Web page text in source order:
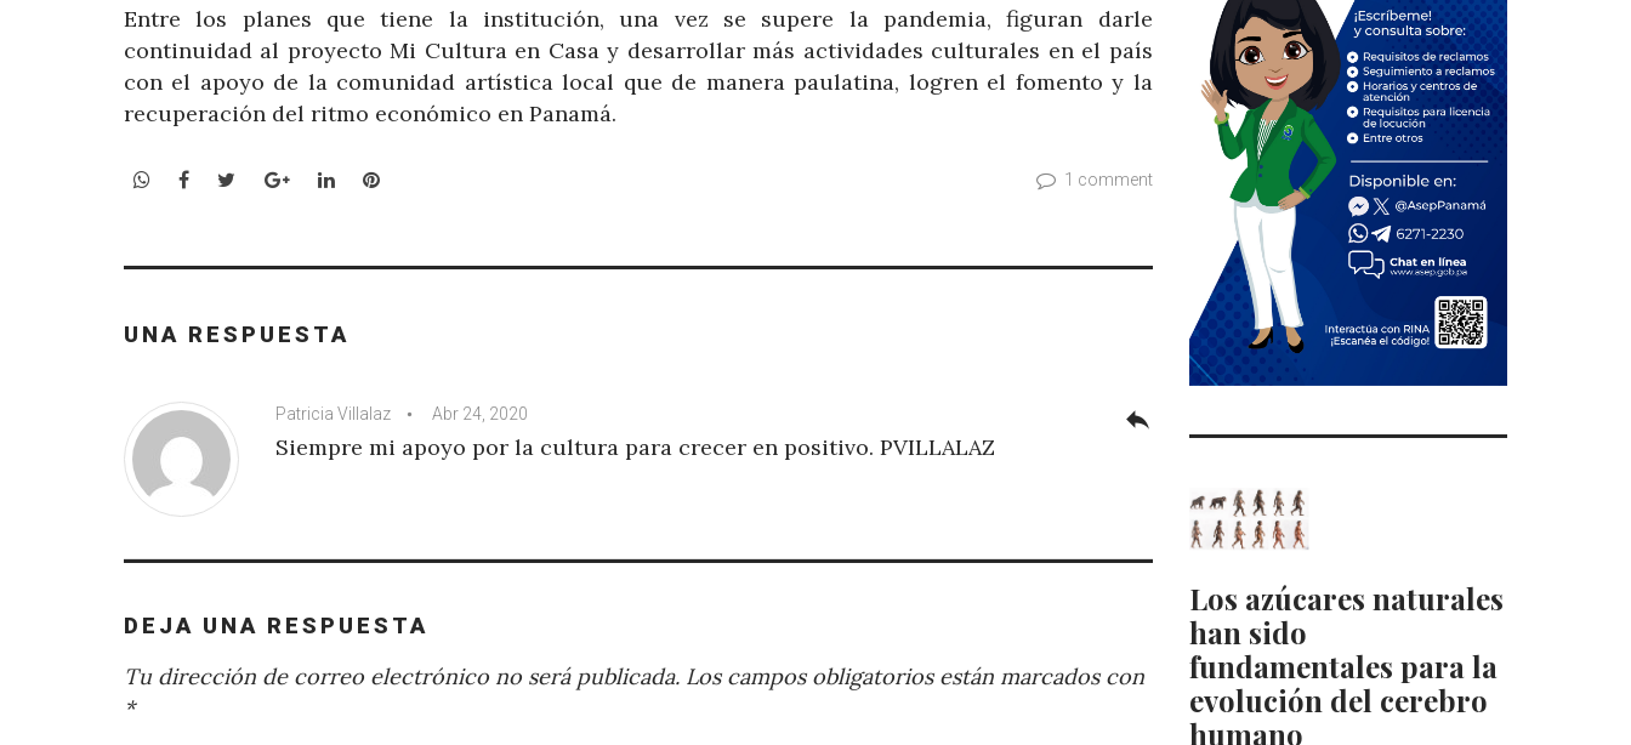
Entre los planes que tiene la institución, una vez se supere la pandemia, figuran darle
continuidad al proyecto Mi Cultura en Casa y desarrollar más actividades culturales en el país
con el apoyo de la comunidad artística local que de manera paulatina, logren el fomento y la
recuperación del ritmo económico en Panamá.
WhatsApp
Facebook
TwitterGoogle+LinkedInPinterest 1 comment
UNA RESPUESTA
Patricia Villalaz Abr 24, 2020
Siempre mi apoyo por la cultura para crecer en positivo. PVILLALAZ
reply
DEJA UNA RESPUESTA
Tu dirección de correo electrónico no será publicada. Los campos obligatorios están marcados con
*
Los azúcares naturales
han sido
fundamentales para la
evolución del cerebro
humano